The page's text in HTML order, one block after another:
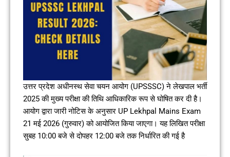
उत्तर प्रदेश अधीनस्थ सेवा चयन आयोग (UPSSSC) ने लेखपाल भर्ती
2025 की मुख्य परीक्षा की तिथि आधिकारिक रूप से घोषित कर दी है।
आयोग द्वारा जारी नोटिस के अनुसार UP Lekhpal Mains Exam
21 मई 2026 (गुरुवार) को आयोजित किया जाएगा। यह लिखित परीक्षा
सुबह 10:00 बजे से दोपहर 12:00 बजे तक निर्धारित की गई है